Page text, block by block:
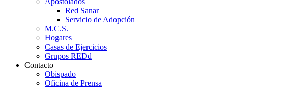
Red Sanar
Servicio de Adopción
M.C.S.
Hogares
Casas de Ejercicios
Grupos REDd
Contacto
Obispado
Oficina de Prensa